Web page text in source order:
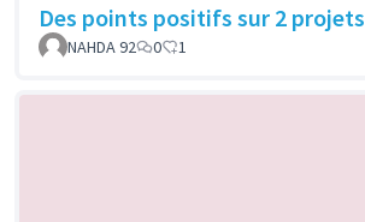
Des points positifs sur 2 projets
NAHDA 92 0 1